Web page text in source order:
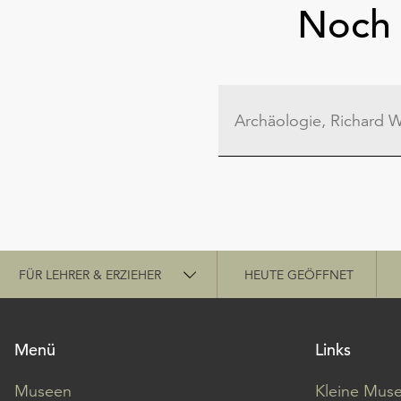
Schnellzugriff
FÜR LEHRER & ERZIEHER HEUTE GEÖFFNET
Menü
Museen
Links
Kleine